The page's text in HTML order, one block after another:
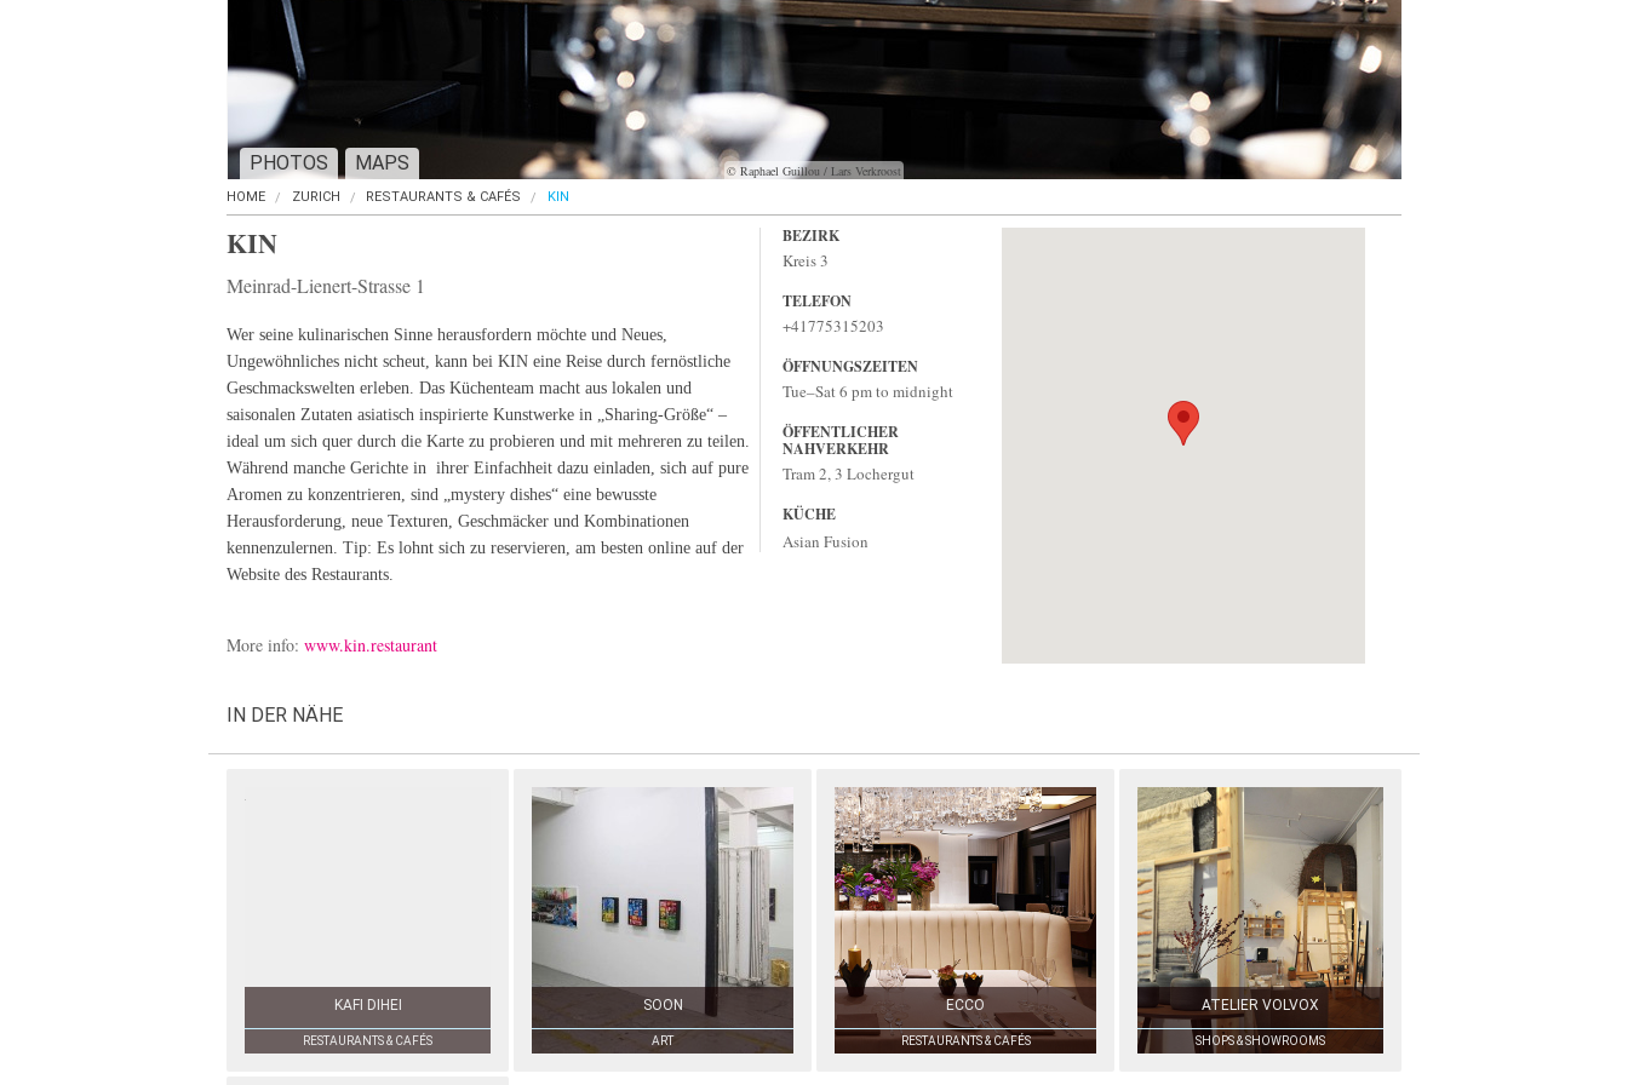
© Raphael Guillou / Lars Verkroost
PHOTOS MAPS
HOME ZURICH RESTAURANTS & CAFÉS KIN
KIN
Meinrad-Lienert-Strasse 1
Wer seine kulinarischen Sinne herausfordern möchte und Neues,
Ungewöhnliches nicht scheut, kann bei KIN eine Reise durch fernöstliche
Geschmackswelten erleben. Das Küchenteam macht aus lokalen und
saisonalen Zutaten asiatisch inspirierte Kunstwerke in „Sharing-Größe“ –
ideal um sich quer durch die Karte zu probieren und mit mehreren zu teilen.
Während manche Gerichte in ihrer Einfachheit dazu einladen, sich auf pure
Aromen zu konzentrieren, sind „mystery dishes“ eine bewusste
Herausforderung, neue Texturen, Geschmäcker und Kombinationen
kennenzulernen. Tip: Es lohnt sich zu reservieren, am besten online auf der
Website des Restaurants.
More info: www.kin.restaurant
BEZIRK
Kreis 3
TELEFON
+41775315203
ÖFFNUNGSZEITEN
Tue–Sat 6 pm to midnight
ÖFFENTLICHER
NAHVERKEHR
Tram 2, 3 Lochergut
KÜCHE
Asian Fusion
IN DER NÄHE
KAFI DIHEI
RESTAURANTS & CAFÉS
SOON
ART
ECCO
RESTAURANTS & CAFÉS
ATELIER VOLVOX
SHOPS & SHOWROOMS